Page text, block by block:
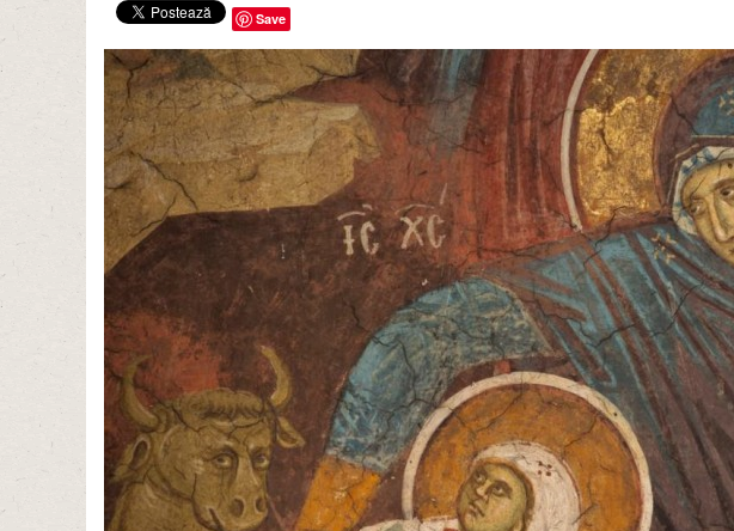
Save